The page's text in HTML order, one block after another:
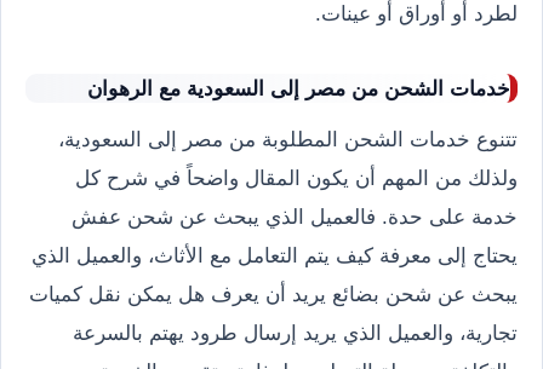
لطرد أو أوراق أو عينات.
خدمات الشحن من مصر إلى السعودية مع الرهوان
تتنوع خدمات الشحن المطلوبة من مصر إلى السعودية،
ولذلك من المهم أن يكون المقال واضحاً في شرح كل
خدمة على حدة. فالعميل الذي يبحث عن شحن عفش
يحتاج إلى معرفة كيف يتم التعامل مع الأثاث، والعميل الذي
يبحث عن شحن بضائع يريد أن يعرف هل يمكن نقل كميات
تجارية، والعميل الذي يريد إرسال طرود يهتم بالسرعة